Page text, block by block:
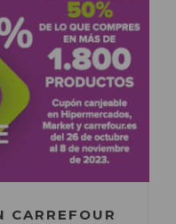
CARREFOUR